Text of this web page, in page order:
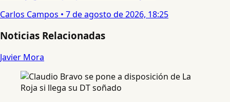
Carlos Campos • 7 de agosto de 2026, 18:25
Noticias Relacionadas
Javier Mora